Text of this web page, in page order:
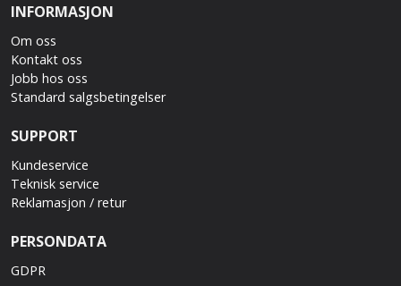
INFORMASJON
Om oss
Kontakt oss
Jobb hos oss
Standard salgsbetingelser
SUPPORT
Kundeservice
Teknisk service
Reklamasjon / retur
PERSONDATA
GDPR